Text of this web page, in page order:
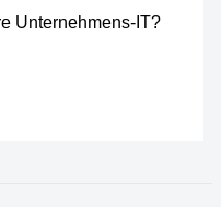
Unternehmens-IT?